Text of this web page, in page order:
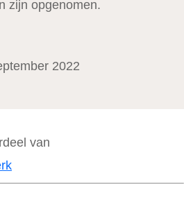
zijn opgenomen.
2022
van